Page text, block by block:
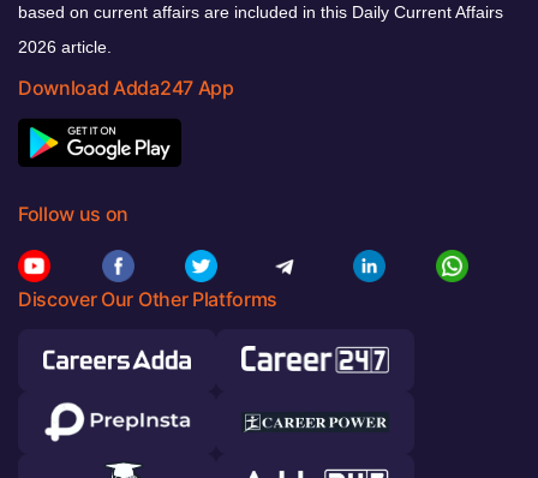
based on current affairs are included in this Daily Current Affairs
2026 article.
Download Adda247 App
Follow us on
Discover Our Other Platforms